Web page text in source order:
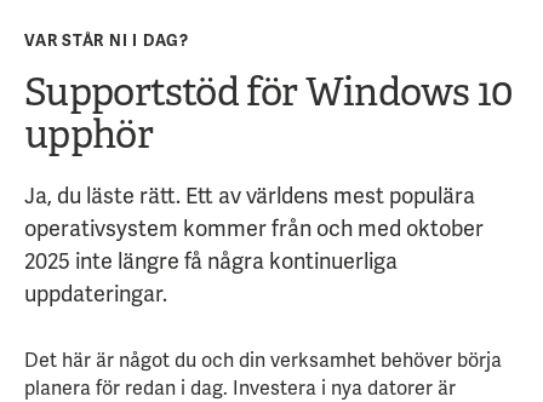
VAR STÅR NI I DAG?
Supportstöd för Windows 10
upphör
Ja, du läste rätt. Ett av världens mest populära
operativsystem kommer från och med oktober
2025 inte längre få några kontinuerliga
uppdateringar.
Det här är något du och din verksamhet behöver börja
planera för redan i dag. Investera i nya datorer är